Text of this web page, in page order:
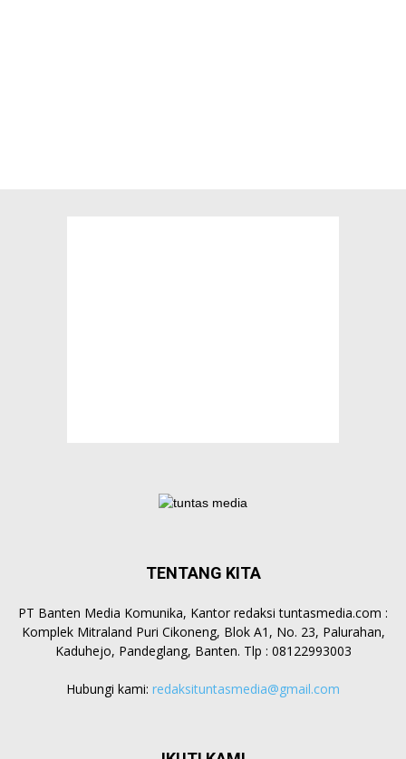
TENTANG KITA
PT Banten Media Komunika, Kantor redaksi tuntasmedia.com :
Komplek Mitraland Puri Cikoneng, Blok A1, No. 23, Palurahan,
Kaduhejo, Pandeglang, Banten. Tlp : 08122993003
Hubungi kami: redaksituntasmedia@gmail.com